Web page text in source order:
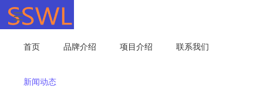
首页 品牌介绍 项目介绍 联系我们
新闻动态